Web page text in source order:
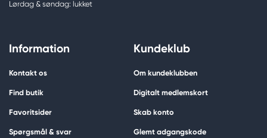
Lørdag & søndag: lukket
Information
Kontakt os
Find butik
Favoritsider
Spørgsmål & svar
Kundeklub
Om kundeklubben
Digitalt medlemskort
Skab konto
Glemt adgangskode